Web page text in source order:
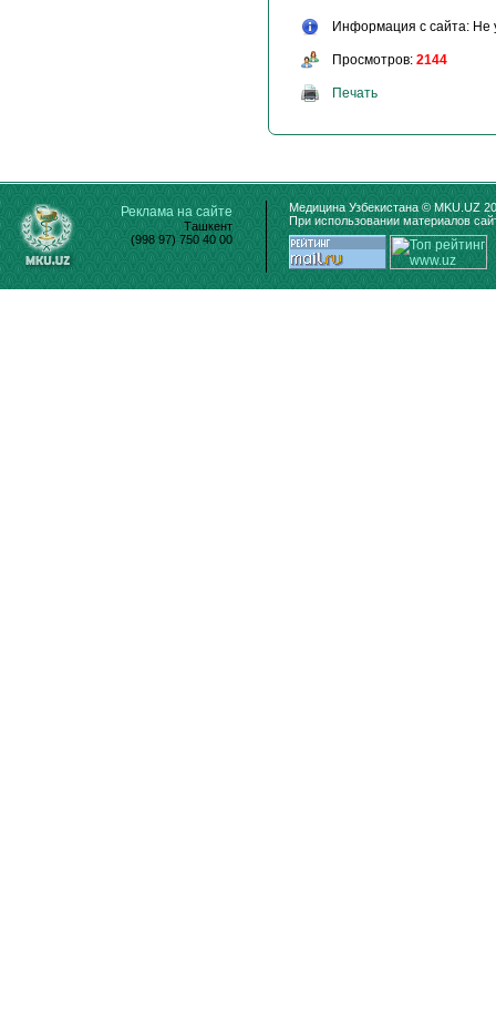
Информация с сайта: Не
Просмотров: 2144
Печать
Реклама на сайте
Ташкент
(998 97) 750 40 00
Медицина Узбекистана © MKU.UZ
При использовании материалов